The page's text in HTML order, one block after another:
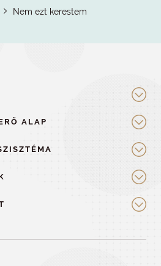
Nem ezt kerestem
ALAP